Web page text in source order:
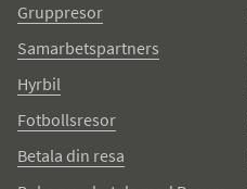
Gruppresor
Samarbetspartners
Hyrbil
Fotbollsresor
Betala din resa